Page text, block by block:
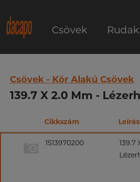
Csövek Rudak
Csövek - Kör Alakú Csövek
139.7 X 2.0 Mm -
Cikkszám Leírás
1513970200
139.7